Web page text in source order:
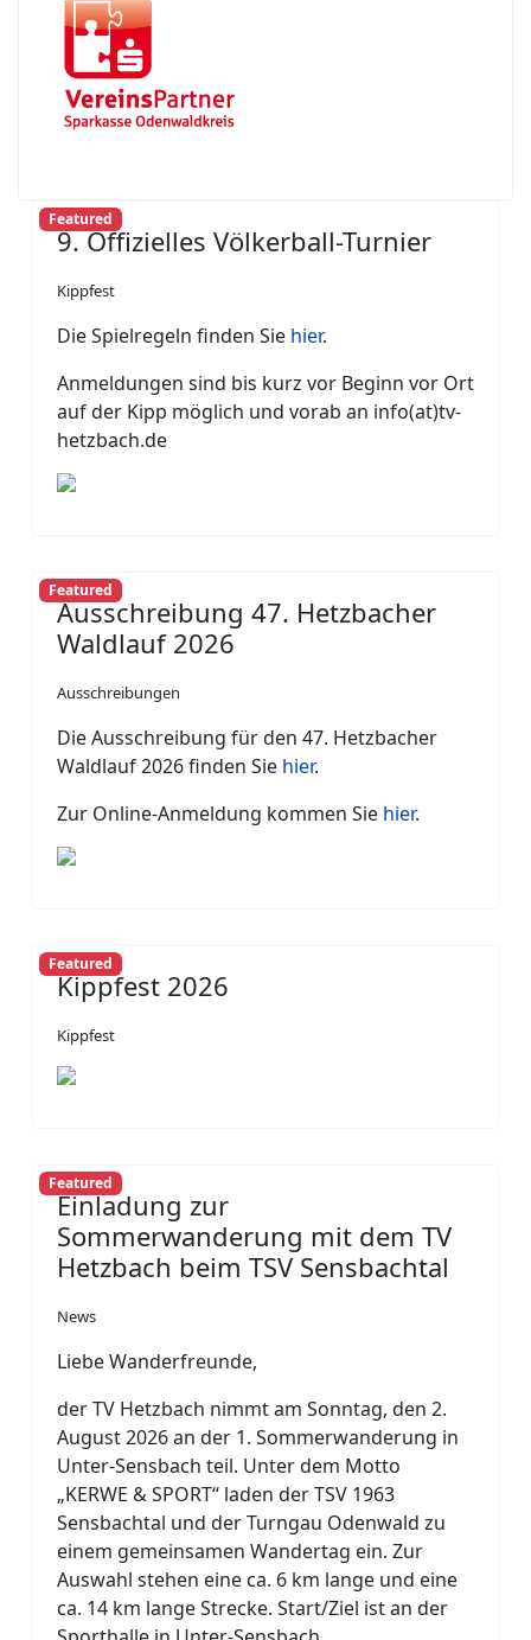
Featured
9. Offizielles Völkerball-Turnier
Kippfest
Die Spielregeln finden Sie hier.
Anmeldungen sind bis kurz vor Beginn vor Ort
auf der Kipp möglich und vorab an info(at)tv-
hetzbach.de
Featured
Ausschreibung 47. Hetzbacher
Waldlauf 2026
Ausschreibungen
Die Ausschreibung für den 47. Hetzbacher
Waldlauf 2026 finden Sie hier.
Zur Online-Anmeldung kommen Sie hier.
Featured
Kippfest 2026
Kippfest
Featured
Einladung zur
Sommerwanderung mit dem TV
Hetzbach beim TSV Sensbachtal
News
Liebe Wanderfreunde,
der TV Hetzbach nimmt am Sonntag, den 2.
August 2026 an der 1. Sommerwanderung in
Unter-Sensbach teil. Unter dem Motto
„KERWE & SPORT“ laden der TSV 1963
Sensbachtal und der Turngau Odenwald zu
einem gemeinsamen Wandertag ein. Zur
Auswahl stehen eine ca. 6 km lange und eine
ca. 14 km lange Strecke. Start/Ziel ist an der